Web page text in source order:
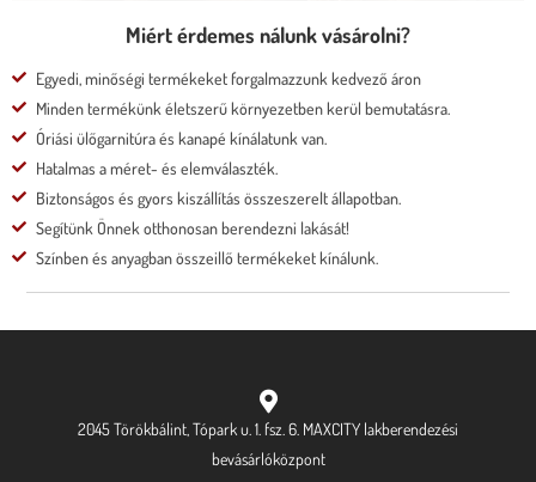
Miért érdemes nálunk vásárolni?
Egyedi, minőségi termékeket forgalmazzunk kedvező áron
Minden termékünk életszerű környezetben kerül bemutatásra.
Óriási ülőgarnitúra és kanapé kínálatunk van.
Hatalmas a méret- és elemválaszték.
Biztonságos és gyors kiszállítás összeszerelt állapotban.
Segítünk Önnek otthonosan berendezni lakását!
Színben és anyagban összeillő termékeket kínálunk.
2045 Törökbálint, Tópark u. 1. fsz. 6. MAXCITY lakberendezési
bevásárlóközpont